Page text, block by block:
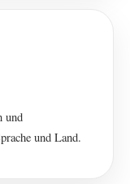
und
und Land.